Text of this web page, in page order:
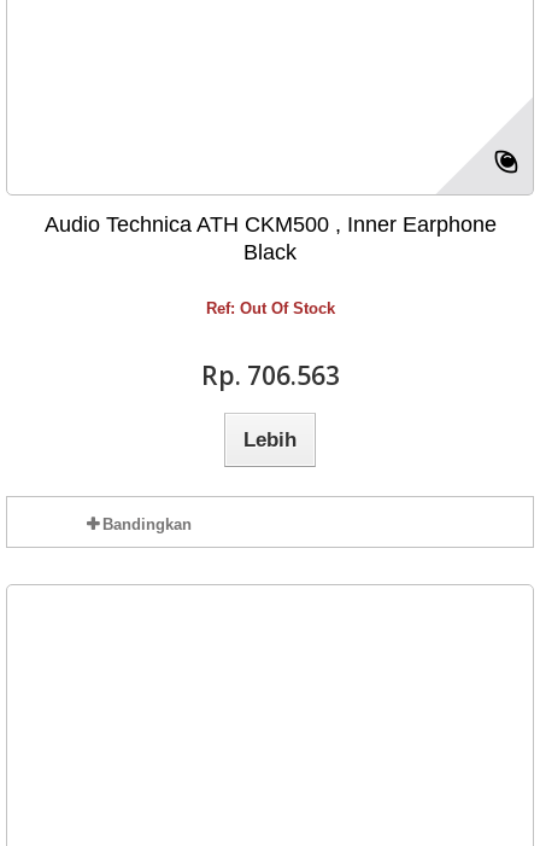
Audio Technica ATH CKM500 , Inner Earphone
Black
Ref: Out Of Stock
Rp‎. 706.563
Lebih
Bandingkan